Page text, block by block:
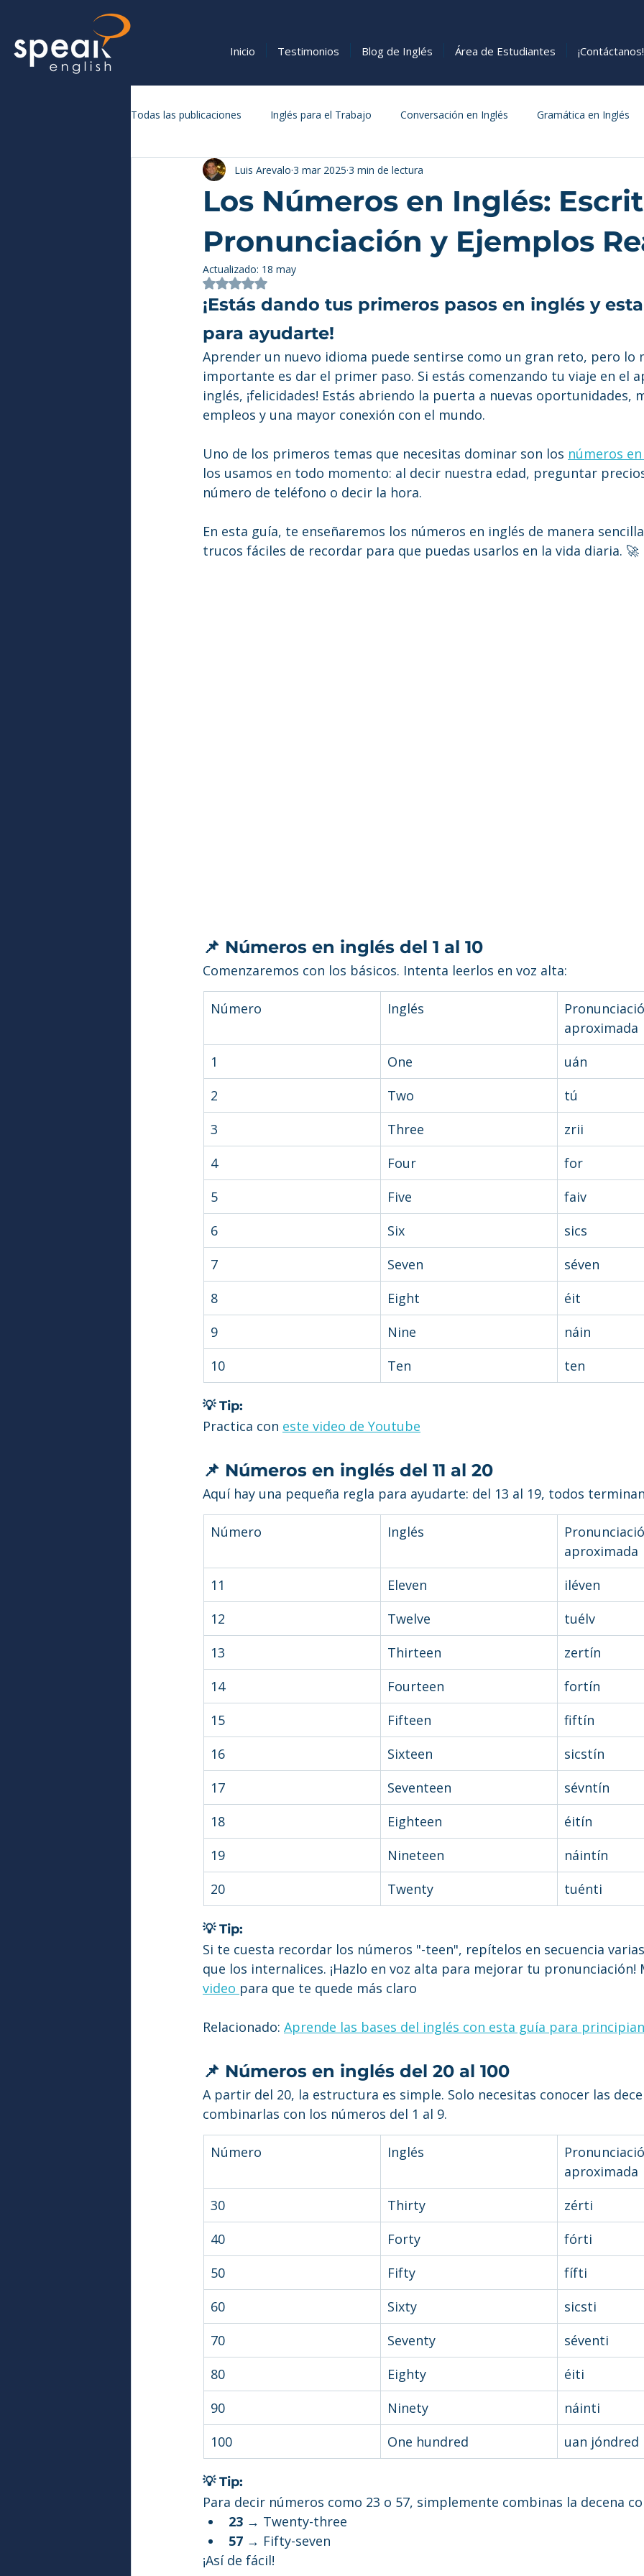
Inicio Testimonios Blog de Inglés Área de Estudiantes ¡Contáctanos!
Todas las publicaciones Inglés para el Trabajo Conversación en Inglés Gramática en Inglés
Vocabulario y Expresiones en Inglés Cómo Aprender Inglés
Los Números en Inglés:
Pronunciación y Ejemplos
Luis Arevalo 3 mar 2025 3 min de lectura
Actualizado: 18 may
Obtuvo NaN de 5 estrellas.
¡Estás dando tus primeros pasos en inglés y
para ayudarte!
Aprender un nuevo idioma puede sentirse como un gran reto, pero lo
importante es dar el primer paso. Si estás comenzando tu viaje en el
inglés, ¡felicidades! Estás abriendo la puerta a nuevas oportunidades,
empleos y una mayor conexión con el mundo.
Uno de los primeros temas que necesitas dominar son los números
los usamos en todo momento: al decir nuestra edad, preguntar
número de teléfono o decir la hora.
En esta guía, te enseñaremos los números en inglés de manera
trucos fáciles de recordar para que puedas usarlos en la vida diaria. 🚀
📌 Números en inglés del 1 al 10
Comenzaremos con los básicos. Intenta leerlos en voz alta:
Número Inglés
aproximada
1
One
uán
2
Two
tú
3
Three
zrii
4
Four
for
5
Five
faiv
6
Six
sics
7
Seven
séven
8
Eight
éit
9
Nine
náin
10
Ten ten
💡 Tip:
Practica con este video de Youtube
📌 Números en inglés del 11 al 20
Aquí hay una pequeña regla para ayudarte: del 13 al 19, todos
Número Inglés
aproximada
11
Eleven
iléven
12
Twelve
tuélv
13
Thirteen
zertín
14
Fourteen
fortín
15
Fifteen
fiftín
16
Sixteen
sicstín
17
Seventeen
sévntín
18
Eighteen
éitín
19
Nineteen
náintín
20
Twenty tuénti
💡 Tip:
Si te cuesta recordar los números "-teen", repítelos en secuencia
que los internalices. ¡Hazlo en voz alta para mejorar tu pronunciación!
video para que te quede más claro
Relacionado: Aprende las bases del inglés con esta guía para
📌 Números en inglés del 20 al 100
A partir del 20, la estructura es simple. Solo necesitas conocer las
combinarlas con los números del 1 al 9.
Número Inglés
aproximada
30
Thirty
zérti
40
Forty
fórti
50
Fifty
fífti
60
Sixty
sicsti
70
Seventy
séventi
80
Eighty
éiti
90
Ninety
náinti
100
One hundred uan jóndred
💡 Tip:
Para decir números como 23 o 57, simplemente combinas la decena
23 → Twenty-three
57 → Fifty-seven
¡Así de fácil!